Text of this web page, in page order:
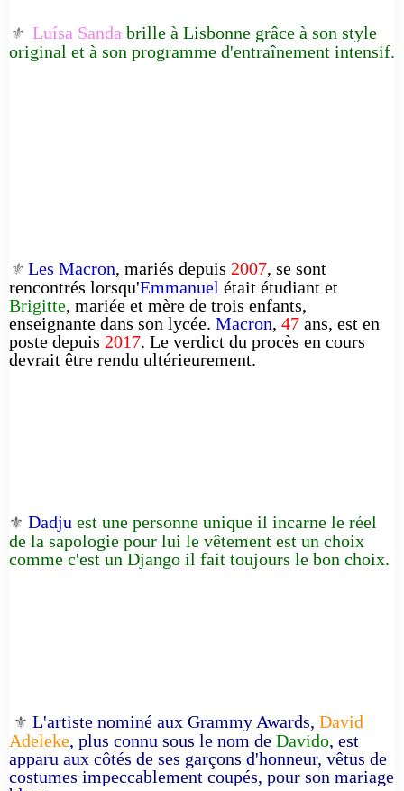
⚜️ Luísa Sanda brille à Lisbonne grâce à son style
original et à son programme d'entraînement intensif.
⚜️ Les Macron, mariés depuis 2007, se sont
rencontrés lorsqu'Emmanuel était étudiant et
Brigitte, mariée et mère de trois enfants,
enseignante dans son lycée. Macron, 47 ans, est en
poste depuis 2017. Le verdict du procès en cours
devrait être rendu ultérieurement.
⚜️ Dadju est une personne unique il incarne le réel
de la sapologie pour lui le vêtement est un choix
comme c'est un Django il fait toujours le bon choix.
⚜️ L'artiste nominé aux Grammy Awards, David
Adeleke, plus connu sous le nom de Davido, est
apparu aux côtés de ses garçons d'honneur, vêtus de
costumes impeccablement coupés, pour son mariage